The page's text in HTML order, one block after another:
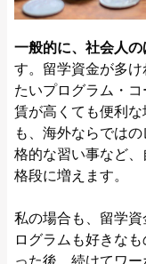
一般的に、社会人
す。留学資金が多
たいプログラム・
賃が高くても便利
も、海外ならでは
格的な習い事など
格段に増えます。
私の場合も、留学
ログラムも好きな
った後、続けてワ